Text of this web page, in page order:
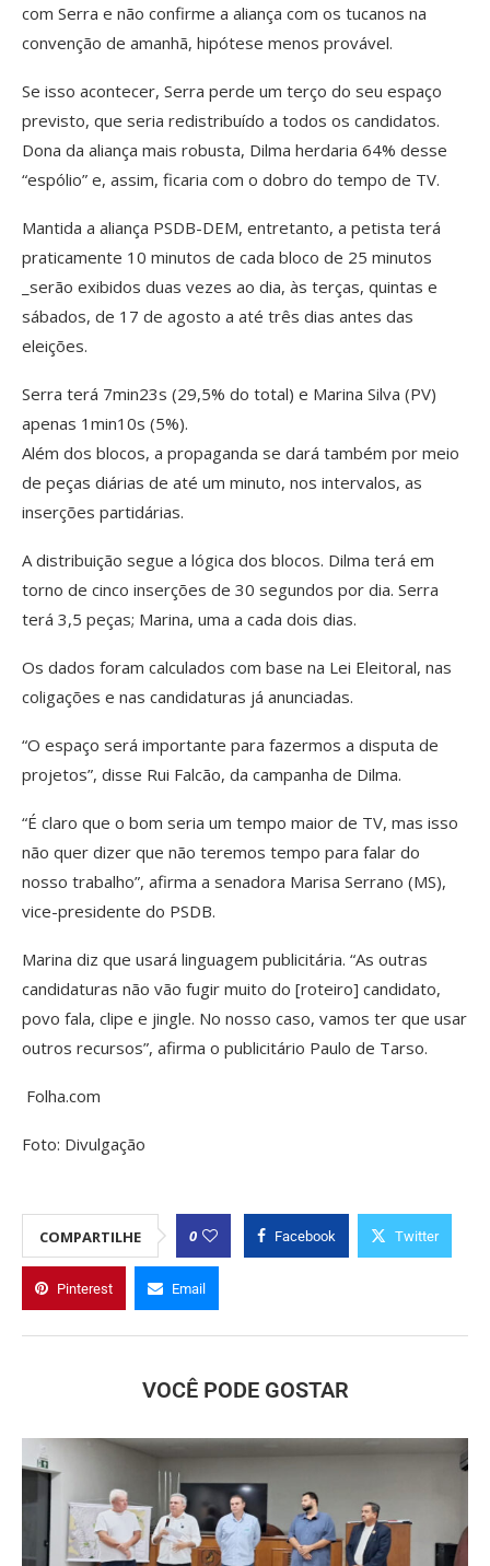
com Serra e não confirme a aliança com os tucanos na
convenção de amanhã, hipótese menos provável.
Se isso acontecer, Serra perde um terço do seu espaço
previsto, que seria redistribuído a todos os candidatos.
Dona da aliança mais robusta, Dilma herdaria 64% desse
“espólio” e, assim, ficaria com o dobro do tempo de TV.
Mantida a aliança PSDB-DEM, entretanto, a petista terá
praticamente 10 minutos de cada bloco de 25 minutos
_serão exibidos duas vezes ao dia, às terças, quintas e
sábados, de 17 de agosto a até três dias antes das
eleições.
Serra terá 7min23s (29,5% do total) e Marina Silva (PV)
apenas 1min10s (5%).
Além dos blocos, a propaganda se dará também por meio
de peças diárias de até um minuto, nos intervalos, as
inserções partidárias.
A distribuição segue a lógica dos blocos. Dilma terá em
torno de cinco inserções de 30 segundos por dia. Serra
terá 3,5 peças; Marina, uma a cada dois dias.
Os dados foram calculados com base na Lei Eleitoral, nas
coligações e nas candidaturas já anunciadas.
“O espaço será importante para fazermos a disputa de
projetos”, disse Rui Falcão, da campanha de Dilma.
“É claro que o bom seria um tempo maior de TV, mas isso
não quer dizer que não teremos tempo para falar do
nosso trabalho”, afirma a senadora Marisa Serrano (MS),
vice-presidente do PSDB.
Marina diz que usará linguagem publicitária. “As outras
candidaturas não vão fugir muito do [roteiro] candidato,
povo fala, clipe e jingle. No nosso caso, vamos ter que usar
outros recursos”, afirma o publicitário Paulo de Tarso.
Folha.com
Foto: Divulgação
COMPARTILHE 0 Facebook Twitter
Pinterest Email
VOCÊ PODE GOSTAR